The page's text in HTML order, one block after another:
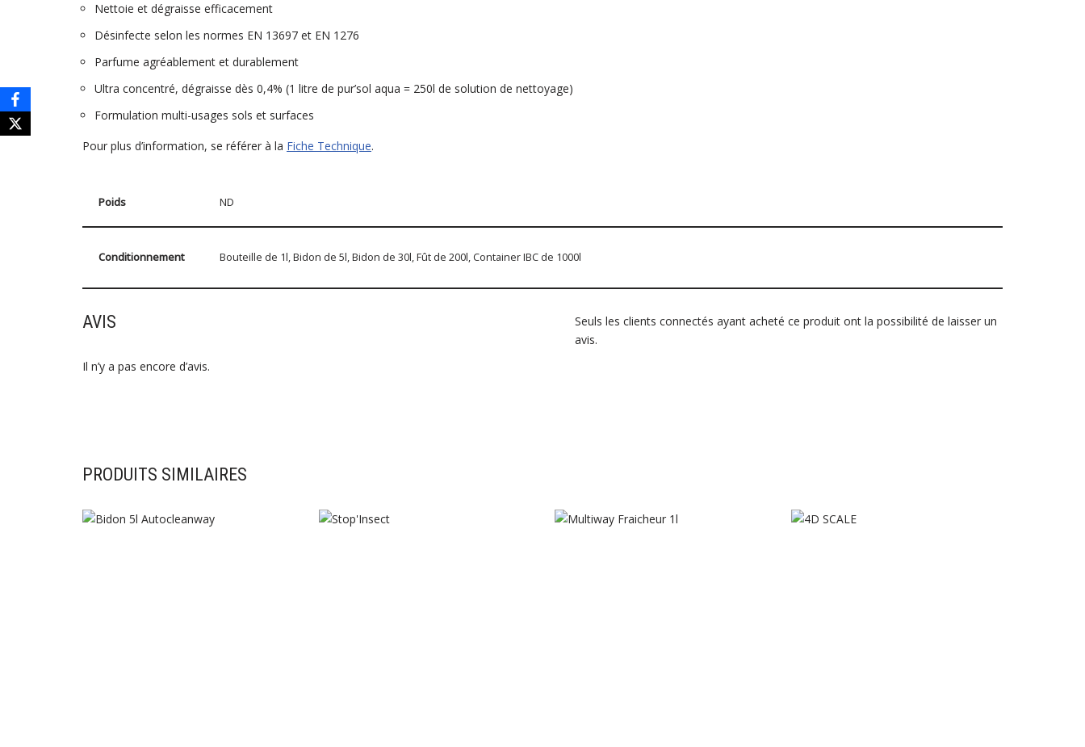
Nettoie et dégraisse efficacement
Désinfecte selon les normes EN 13697 et EN 1276
Parfume agréablement et durablement
Ultra concentré, dégraisse dès 0,4% (1 litre de pur’sol aqua = 250l de solution de nettoyage)
Formulation multi-usages sols et surfaces
Pour plus d’information, se référer à la Fiche Technique.
Poids ND
Conditionnement Bouteille de 1l, Bidon de 5l, Bidon de 30l, Fût de 200l, Container IBC de 1000l
AVIS
Il n’y a pas encore d’avis.
Seuls les clients connectés ayant acheté ce produit ont la possibilité de laisser un
avis.
PRODUITS SIMILAIRES